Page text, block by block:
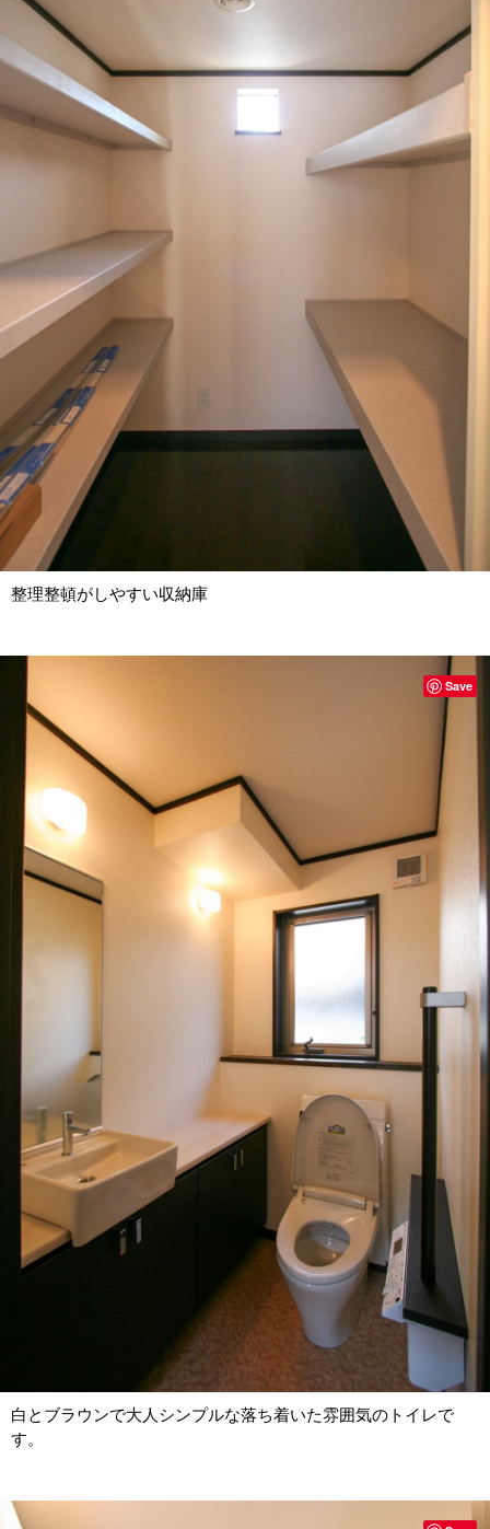
整理整頓がしやすい収納庫
白とブラウンで大人シンプルな落ち着いた雰囲気のトイレで
す。
Save